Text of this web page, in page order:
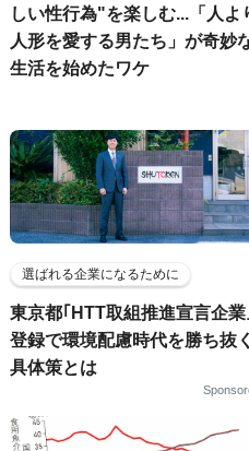
しい性行為"を楽しむ...「人よ
人形を愛する男たち」が奇妙
生活を始めたワケ
選ばれる企業になるために
東京都｢HTT取組推進宣言企業
登録で環境配慮時代を勝ち抜く
具体策とは